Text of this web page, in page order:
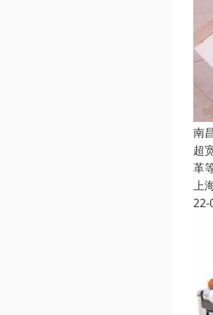
南
超
革
上
22-